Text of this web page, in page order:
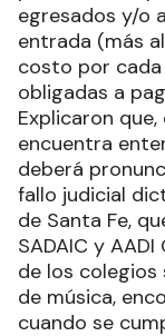
egresados y/o
entrada (más
costo por
obligadas a
Explicaron
encuentra
deberá
fallo judicial
de Santa Fe,
SADAIC y
de los
de música,
cuando se